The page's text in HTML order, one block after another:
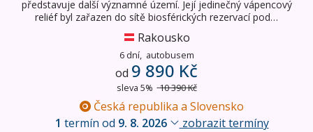
představuje další významné území. Její jedinečný vápencový
reliéf byl zařazen do sítě biosférických rezervací pod…
Rakousko
6 dní, autobusem
od 9 890 Kč
sleva 5% 10 390 Kč
Česká republika a Slovensko
1 termín od 9. 8. 2026 zobrazit termíny